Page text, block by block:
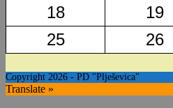
18
19
25
26
Copyright 2026 - PD "Plješevica"
Translate »